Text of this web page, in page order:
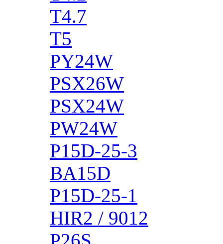
T4.7
T5
PY24W
PSX26W
PSX24W
PW24W
P15D-25-3
BA15D
P15D-25-1
HIR2 / 9012